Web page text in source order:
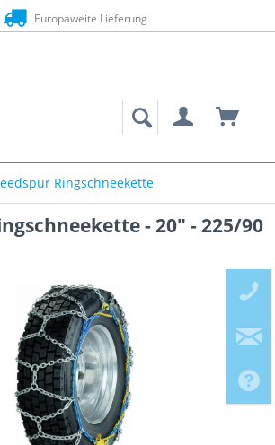
Europaweite Lieferung
Ringschneekette
- 20" - 225/90